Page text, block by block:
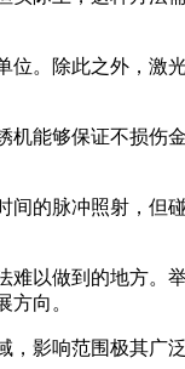
位。除此之外，
能够保证不损伤
的脉冲照射，但
以做到的地方。
向。
影响范围极其广